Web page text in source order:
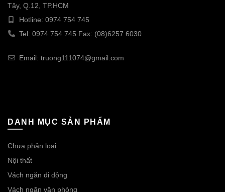
Tây, Q.12, TP.HCM
Hotline: 0974 754 745
Tel: 0974 754 745 Fax: (08)6257 6030
Email: truong111074@gmail.com
DANH MỤC SẢN PHẨM
Chưa phân loại
Nội thất
Vách ngăn di dộng
Vách ngăn văn phòng